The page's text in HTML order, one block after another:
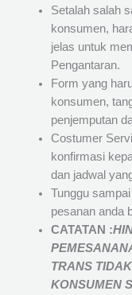
Setalah salah
konsumen,
jelas untuk
Pengantaran.
Form yang
konsumen,
penjemputan
Costumer
konfirmasi
dan jadwal
Tunggu
pesanan anda
CATATAN :
TRANSTIDAK
KONSUMEN